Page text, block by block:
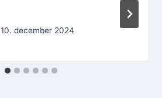
10. december 2024